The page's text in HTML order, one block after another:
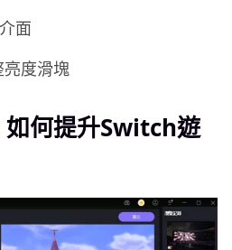
面
度滑塊
如何提升Switch遊